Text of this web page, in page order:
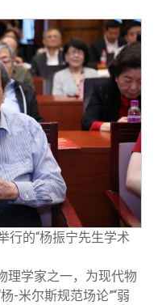
行的“杨振宁先生学术
理学家之一，为现代物
-米尔斯规范场论”“弱